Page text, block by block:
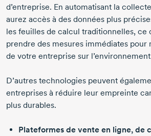
d’entreprise. En automatisant la
aurez accès à des données plus
les feuilles de calcul traditionnelles, ce
prendre des mesures immédiates pour
de votre entreprise sur
D’autres technologies peuvent
entreprises à réduire leur empreinte
plus durables.
Plateformes de vente en ligne, de